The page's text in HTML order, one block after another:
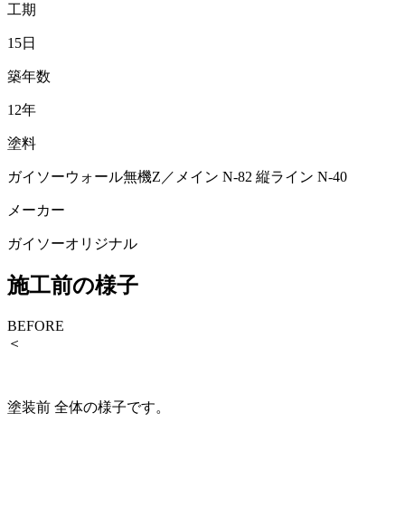
工期
15日
築年数
12年
塗料
ガイソーウォール無機Z／メイン N-82 縦ライン N-40
メーカー
ガイソーオリジナル
施工前の様子
BEFORE
＜
塗装前 全体の様子です。